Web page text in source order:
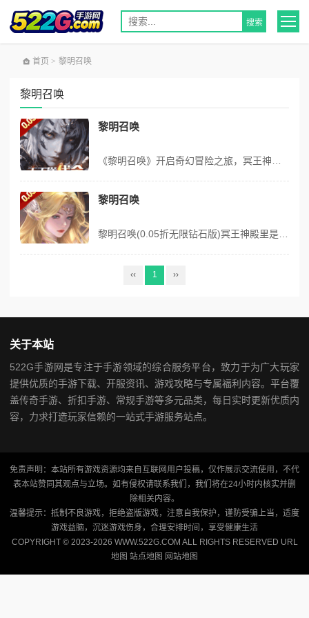
首页 > 黎明召唤
黎明召唤
黎明召唤
黎明召唤
‹‹ 1 ››
关于本站
522G手游网是专注于手游领域的综合服务平台，致力于为广大玩家
提供优质的手游下载、开服资讯、游戏攻略与专属福利内容。平台覆
盖传奇手游、折扣手游、常规手游等多元品类，每日实时更新优质内
容，力求打造玩家信赖的一站式手游服务站点。
免责声明：本站所有游戏资源均来自互联网用户投稿，仅作展示交流使用，不代
表本站赞同其观点与立场。如有侵权请联系我们，我们将在24小时内核实并删
除相关内容。
温馨提示：抵制不良游戏，拒绝盗版游戏，注意自我保护，谨防受骗上当，适度
游戏益脑，沉迷游戏伤身，合理安排时间，享受健康生活
COPYRIGHT © 2023-2026 WWW.522G.COM ALL RIGHTS RESERVED URL
地图 站点地图 网站地图